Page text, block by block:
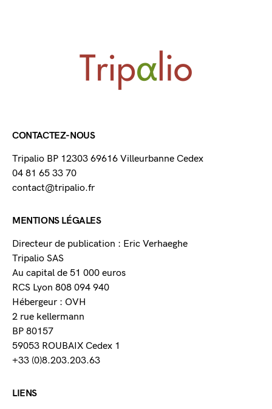
CONTACTEZ-NOUS
Tripalio BP 12303 69616 Villeurbanne Cedex
04 81 65 33 70
contact@tripalio.fr
MENTIONS LÉGALES
Directeur de publication : Eric Verhaeghe
Tripalio SAS
Au capital de 51 000 euros
RCS Lyon 808 094 940
Hébergeur : OVH
2 rue kellermann
BP 80157
59053 ROUBAIX Cedex 1
+33 (0)8.203.203.63
LIENS